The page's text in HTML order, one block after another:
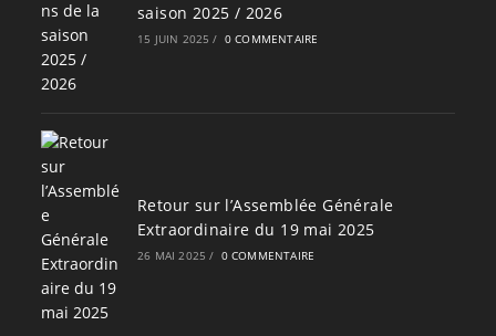
saison 2025 / 2026
15 JUIN 2025 / 0 COMMENTAIRE
Retour sur l’Assemblée Générale
Extraordinaire du 19 mai 2025
26 MAI 2025 / 0 COMMENTAIRE